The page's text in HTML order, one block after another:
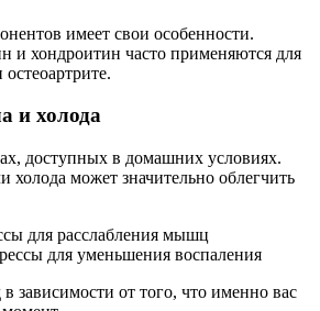
имеет свои особенности.
и хондроитин часто применяются для
и холода
доступных в домашних условиях.
холода может значительно облегчить
для расслабления мышц
для уменьшения воспаления
зависимости от того, что именно вас